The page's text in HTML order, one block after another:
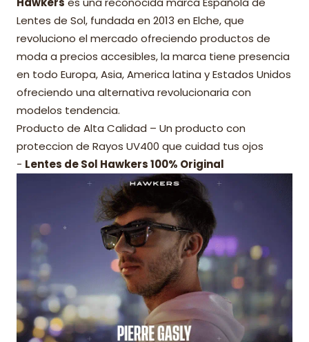
Lentes de Sol, fundada en 2013 en Elche, que
revoluciono el mercado ofreciendo productos de
moda a precios accesibles, la marca tiene presencia
en todo Europa, Asia, America latina y Estados Unidos
ofreciendo una alternativa revolucionaria con
modelos tendencia.
Producto de Alta Calidad – Un producto con
proteccion de Rayos UV400 que cuidad tus ojos
- Lentes de Sol Hawkers 100% Original